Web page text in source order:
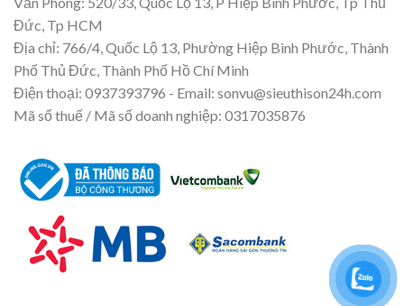
Đức, Tp HCM
Địa chỉ: 766/4, Quốc Lộ 13, Phường Hiệp Bình Phước, Thành
Phố Thủ Đức, Thành Phố Hồ Chí Minh
Điện thoại: 0937393796 - Email: sonvu@sieuthison24h.com
Mã số thuế / Mã số doanh nghiệp: 0317035876